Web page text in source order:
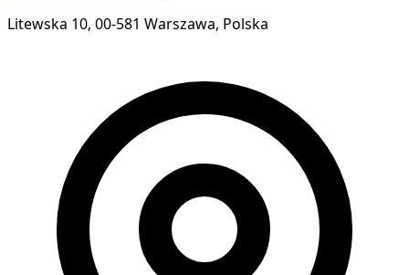
Litewska 10, 00-581 Warszawa, Polska